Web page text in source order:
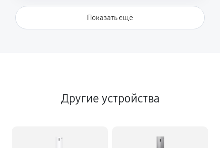
Показать ещё
Другие устройства